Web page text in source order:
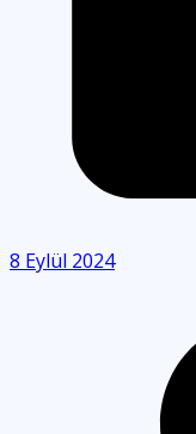
8 Eylül 2024